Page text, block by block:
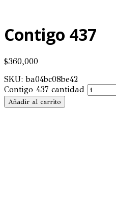
Contigo 437
$360,000
SKU:ba04bc08be42
Contigo 437 cantidad
Añadir al carrito